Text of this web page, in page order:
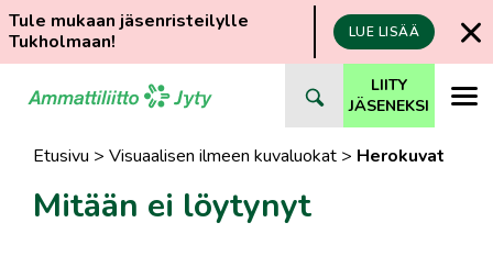
Tule mukaan jäsenristeilylle
Tukholmaan!
LUE LISÄÄ
suoraan
LIITY
JÄSENEKSI
Etusivu > Visuaalisen ilmeen kuvaluokat > Herokuvat
Mitään ei löytynyt